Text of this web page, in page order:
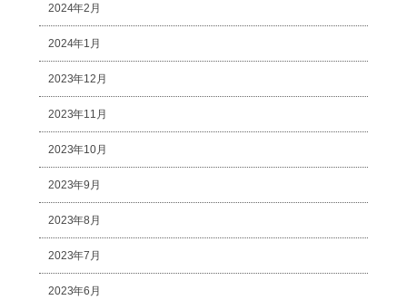
2024年2月
2024年1月
2023年12月
2023年11月
2023年10月
2023年9月
2023年8月
2023年7月
2023年6月